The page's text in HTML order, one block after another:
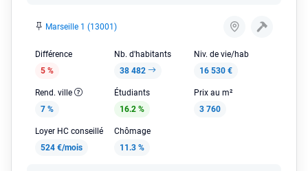
Marseille 1 (13001)
Différence
5 %
Nb. d'habitants
38 482
Niv. de vie/hab
16 530 €
Rend. ville
7 %
Étudiants
16.2 %
Prix au m²
3 760
Loyer HC conseillé
524 €/mois
Chômage
11.3 %